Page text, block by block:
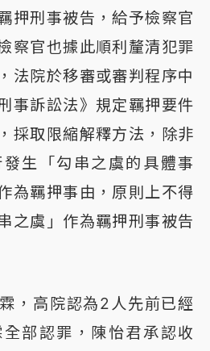
押刑事被告，給予檢察官
察官也據此順利釐清犯罪
法院於移審或審判程序中
事訴訟法》規定羈押要件
採取限縮解釋方法，除非
生「勾串之虞的具體事
為羈押事由，原則上不得
之虞」作為羈押刑事被告
，高院認為2人先前已經
部認罪，陳怡君承認收